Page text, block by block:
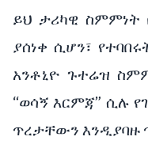
ይህ ታሪካዊ ስምምነት
ያሰነቀ ሲሆን፣
አንቶኒዮ ጉተሬዝ
“ወሳኝ እርምጃ” ሲሉ
ጥረታቸውን እንዲያባዙ